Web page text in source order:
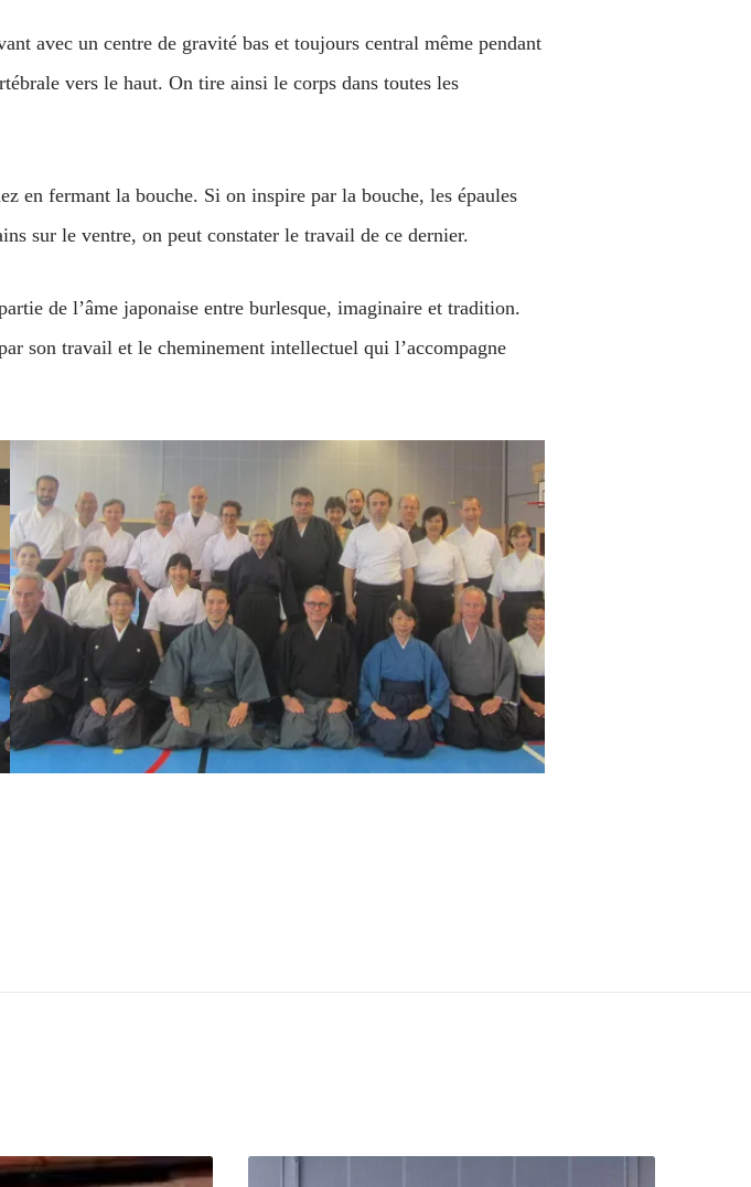
avec un centre de gravité bas et toujours central même pendant
vers le haut. On tire ainsi le corps dans toutes les
en fermant la bouche. Si on inspire par la bouche, les épaules
sur le ventre, on peut constater le travail de ce dernier.
de l’âme japonaise entre burlesque, imaginaire et tradition.
son travail et le cheminement intellectuel qui l’accompagne